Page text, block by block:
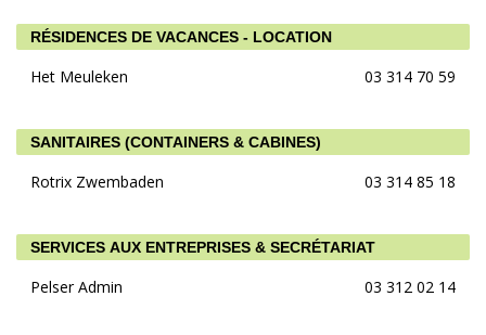
RÉSIDENCES DE VACANCES - LOCATION
Het Meuleken 03 314 70 59
SANITAIRES (CONTAINERS & CABINES)
Rotrix Zwembaden 03 314 85 18
SERVICES AUX ENTREPRISES & SECRÉTARIAT
Pelser Admin 03 312 02 14